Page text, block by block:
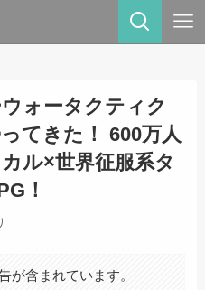
ォータクティク
てきた！ 600万人
ル×世界征服系タ
！
が含まれています。